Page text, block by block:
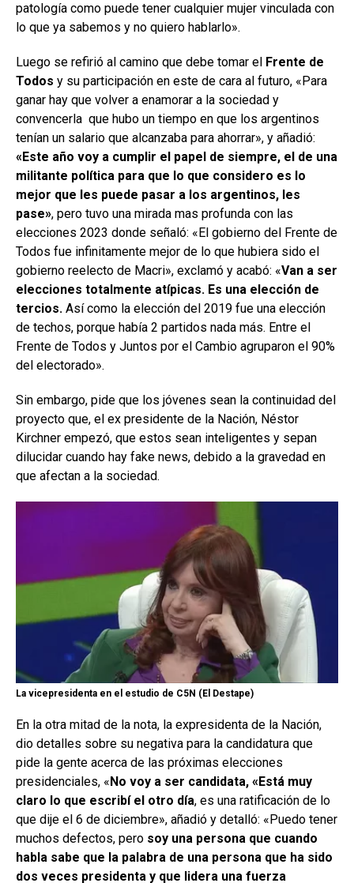
patología como puede tener cualquier mujer vinculada con
lo que ya sabemos y no quiero hablarlo».
Luego se refirió al camino que debe tomar el Frente de
Todos y su participación en este de cara al futuro, «Para
ganar hay que volver a enamorar a la sociedad y
convencerla que hubo un tiempo en que los argentinos
tenían un salario que alcanzaba para ahorrar», y añadió:
«Este año voy a cumplir el papel de siempre, el de una
militante política para que lo que considero es lo
mejor que les puede pasar a los argentinos, les
pase», pero tuvo una mirada mas profunda con las
elecciones 2023 donde señaló: «El gobierno del Frente de
Todos fue infinitamente mejor de lo que hubiera sido el
gobierno reelecto de Macri», exclamó y acabó: «Van a ser
elecciones totalmente atípicas. Es una elección de
tercios. Así como la elección del 2019 fue una elección
de techos, porque había 2 partidos nada más. Entre el
Frente de Todos y Juntos por el Cambio agruparon el 90%
del electorado».
Sin embargo, pide que los jóvenes sean la continuidad del
proyecto que, el ex presidente de la Nación, Néstor
Kirchner empezó, que estos sean inteligentes y sepan
dilucidar cuando hay fake news, debido a la gravedad en
que afectan a la sociedad.
La vicepresidenta en el estudio de C5N (El Destape)
En la otra mitad de la nota, la expresidenta de la Nación,
dio detalles sobre su negativa para la candidatura que
pide la gente acerca de las próximas elecciones
presidenciales, «No voy a ser candidata, «Está muy
claro lo que escribí el otro día, es una ratificación de lo
que dije el 6 de diciembre», añadió y detalló: «Puedo tener
muchos defectos, pero soy una persona que cuando
habla sabe que la palabra de una persona que ha sido
dos veces presidenta y que lidera una fuerza